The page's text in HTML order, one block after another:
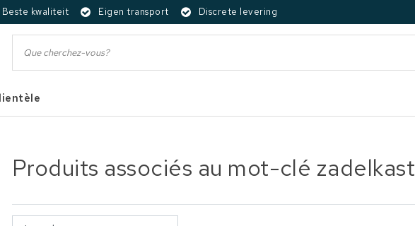
Beste kwaliteit Eigen transport Discrete levering
Produits associés au mot-clé zadelkast